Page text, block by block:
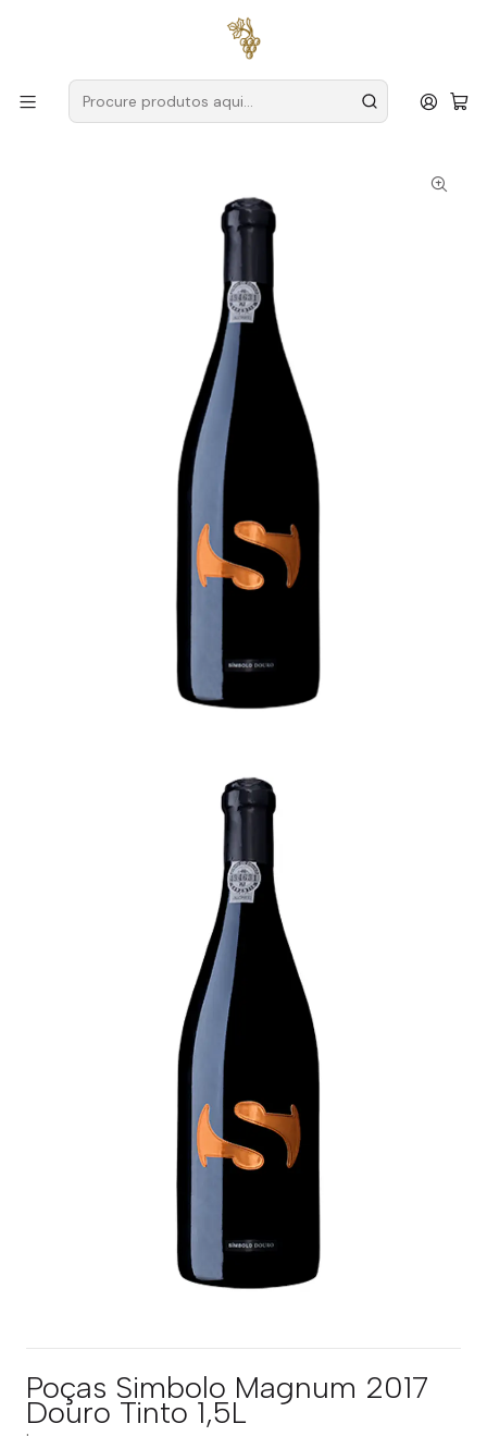
para encomendas a partir de
Produtores Douro
Poças
Poças Simbolo Magnum 2017 Douro Tinto 1,5L
Poças Simbolo Magnum 2017
Douro Tinto 1,5L